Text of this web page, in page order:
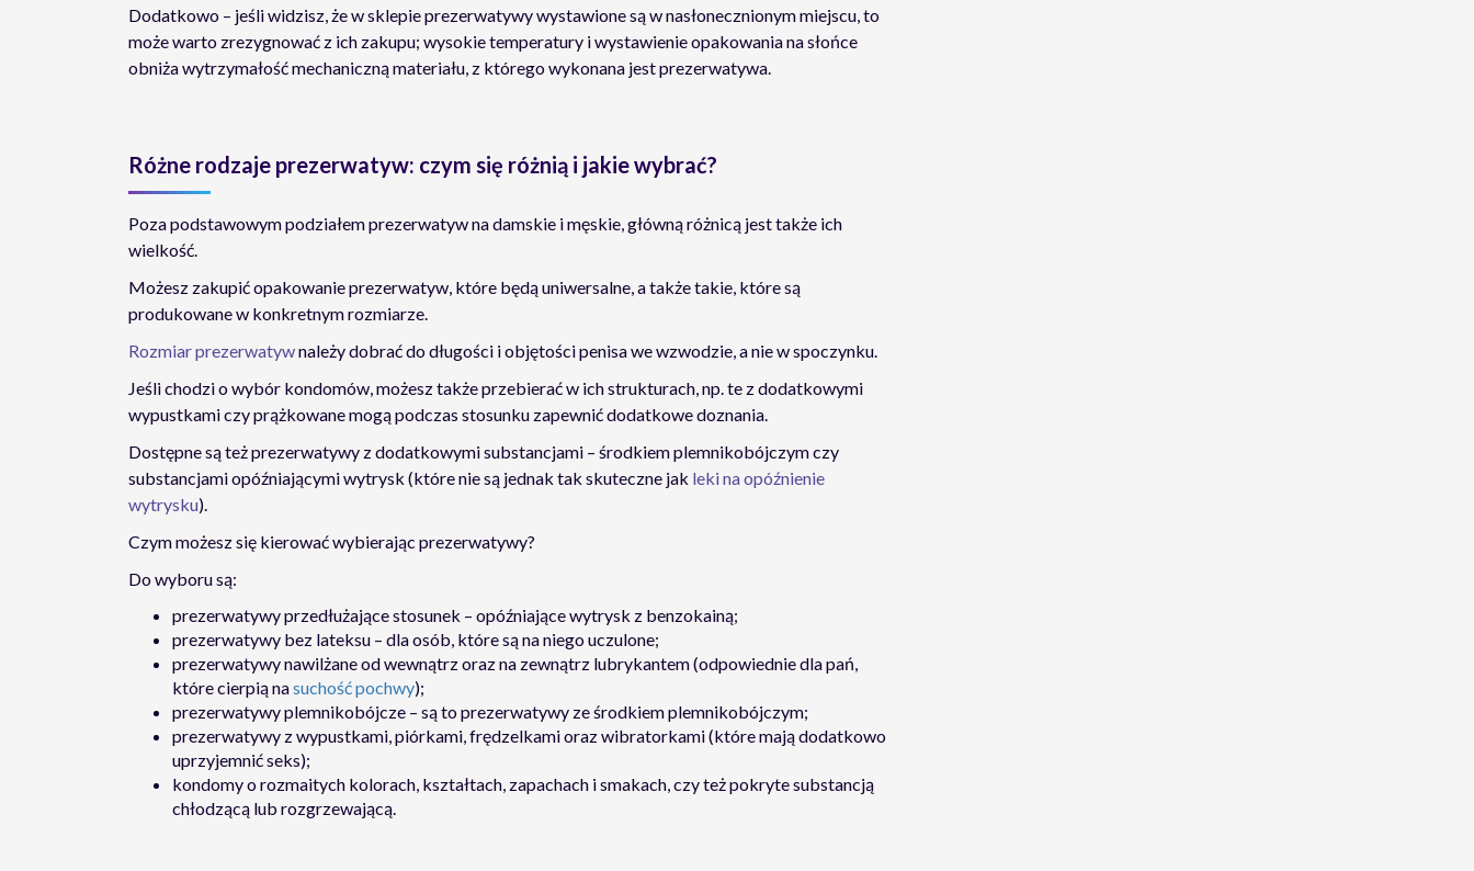
Dodatkowo – jeśli widzisz, że w sklepie prezerwatywy wystawione są w nasłonecznionym miejscu, to
może warto zrezygnować z ich zakupu; wysokie temperatury i wystawienie opakowania na słońce
obniża wytrzymałość mechaniczną materiału, z którego wykonana jest prezerwatywa.
Różne rodzaje prezerwatyw: czym się różnią i jakie wybrać?
Poza podstawowym podziałem prezerwatyw na damskie i męskie, główną różnicą jest także ich
wielkość.
Możesz zakupić opakowanie prezerwatyw, które będą uniwersalne, a także takie, które są
produkowane w konkretnym rozmiarze.
Rozmiar prezerwatywnależy dobrać do długości i objętości penisa we wzwodzie, a nie w spoczynku.
Jeśli chodzi o wybór kondomów, możesz także przebierać w ich strukturach, np. te z dodatkowymi
wypustkami czy prążkowane mogą podczas stosunku zapewnić dodatkowe doznania.
Dostępne są też prezerwatywy z dodatkowymi substancjami – środkiem plemnikobójczym czy
substancjami opóźniającymi wytrysk (które nie są jednak tak skuteczne jak leki na opóźnienie
wytrysku).
Czym możesz się kierować wybierając prezerwatywy?
Do wyboru są:
prezerwatywy przedłużające stosunek – opóźniające wytrysk z benzokainą;
prezerwatywy bez lateksu – dla osób, które są na niego uczulone;
prezerwatywy nawilżane od wewnątrz oraz na zewnątrz lubrykantem (odpowiednie dla pań,
które cierpią nasuchość pochwy);
prezerwatywy plemnikobójcze – są to prezerwatywy ze środkiem plemnikobójczym;
prezerwatywy z wypustkami, piórkami, frędzelkami oraz wibratorkami (które mają dodatkowo
uprzyjemnić seks);
kondomy o rozmaitych kolorach, kształtach, zapachach i smakach, czy też pokryte substancją
chłodzącą lub rozgrzewającą.